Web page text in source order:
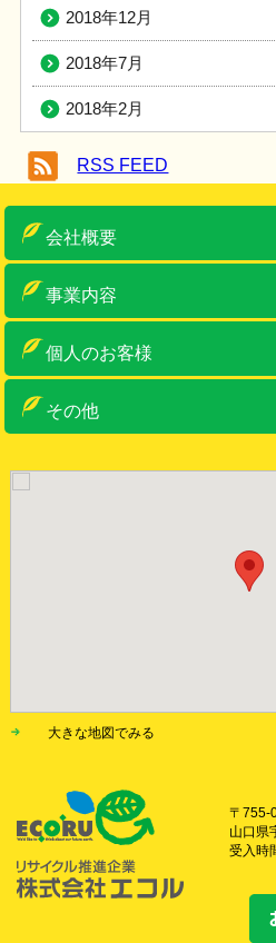
2018年12月
2018年7月
2018年2月
RSS FEED
会社概要
ご挨拶
概要
アクセス
車両・設備紹介
許可一覧
事業内容
産業廃棄物収集運搬
産業廃棄物中間処理・リサイクル
ゼロ・エミッションへの取り組み
特別管理産業廃棄物収集運搬
事務系一般産廃物
古物商・金属くず類回収業
リサイクルボックス
個人のお客様
個人のお客様
リサイクルボックス
その他
大きな地図でみる
〒755-
山口県
受入時